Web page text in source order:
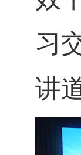
习
讲